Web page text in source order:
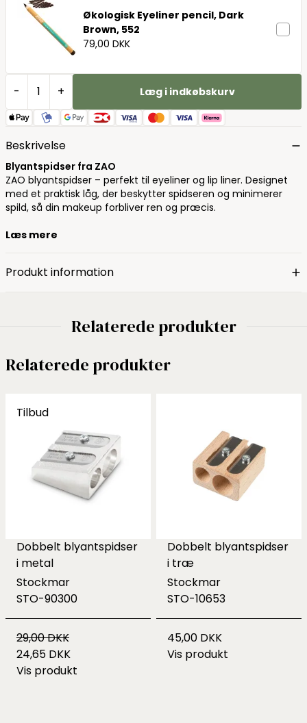
Økologisk Eyeliner pencil, Dark
Brown, 552
79,00 DKK
- + Læg i indkøbskurv
Beskrivelse
Blyantspidser fra ZAO
ZAO blyantspidser – perfekt til eyeliner og lip liner. Designet
med et praktisk låg, der beskytter spidseren og minimerer
spild, så din makeup forbliver ren og præcis.
Læs mere
Produkt information
Relaterede produkter
Relaterede produkter
Tilbud
Dobbelt blyantspidser
i metal
Stockmar
STO-90300
29,00 DKK
24,65 DKK
Vis produkt
Dobbelt blyantspidser
i træ
Stockmar
STO-10653
45,00 DKK
Vis produkt